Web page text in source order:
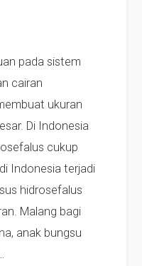
pada sistem
cairan
ukuran
Di Indonesia
cukup
Indonesia terjadi
hidrosefalus
Malang bagi
anak bungsu